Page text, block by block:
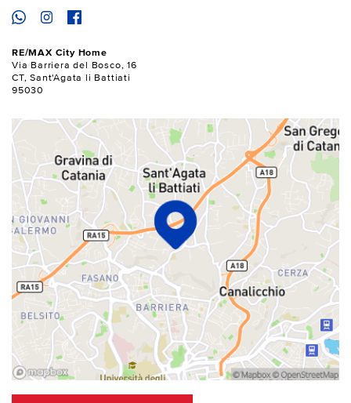
RE/MAX City Home
Via Barriera del Bosco, 16
CT, Sant'Agata li Battiati
95030